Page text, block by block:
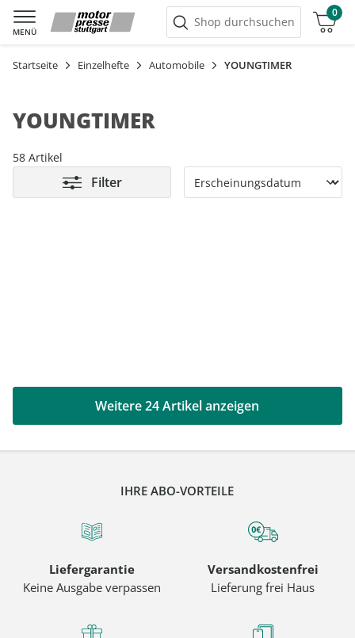
MENÜ
Shop durchsuchen
0
Warenkorb
Startseite Einzelhefte Automobile YOUNGTIMER
YOUNGTIMER
58 Artikel
Filter
Weitere 24 Artikel anzeigen
IHRE ABO-VORTEILE
Liefergarantie
Keine Ausgabe verpassen
Versandkostenfrei
Lieferung frei Haus